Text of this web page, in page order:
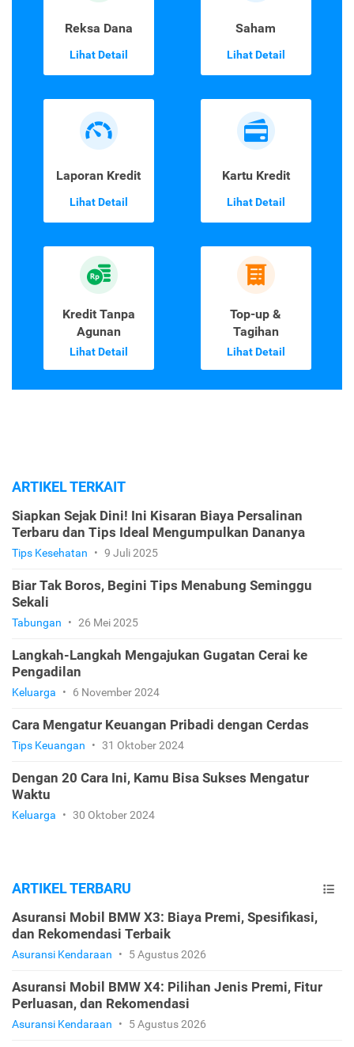
Reksa Dana
Lihat Detail
Saham
Lihat Detail
Laporan Kredit
Lihat Detail
Kartu Kredit
Lihat Detail
Kredit Tanpa
Agunan
Lihat Detail
Top-up &
Tagihan
Lihat Detail
ARTIKEL TERKAIT
Siapkan Sejak Dini! Ini Kisaran Biaya Persalinan
Terbaru dan Tips Ideal Mengumpulkan Dananya
Tips Kesehatan • 9 Juli 2025
Biar Tak Boros, Begini Tips Menabung Seminggu
Sekali
Tabungan • 26 Mei 2025
Langkah-Langkah Mengajukan Gugatan Cerai ke
Pengadilan
Keluarga • 6 November 2024
Cara Mengatur Keuangan Pribadi dengan Cerdas
Tips Keuangan • 31 Oktober 2024
Dengan 20 Cara Ini, Kamu Bisa Sukses Mengatur
Waktu
Keluarga • 30 Oktober 2024
ARTIKEL TERBARU
Asuransi Mobil BMW X3: Biaya Premi, Spesifikasi,
dan Rekomendasi Terbaik
Asuransi Kendaraan • 5 Agustus 2026
Asuransi Mobil BMW X4: Pilihan Jenis Premi, Fitur
Perluasan, dan Rekomendasi
Asuransi Kendaraan • 5 Agustus 2026